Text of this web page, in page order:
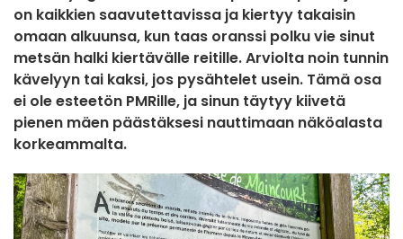
on kaikkien saavutettavissa ja kiertyy takaisin
omaan alkuunsa, kun taas oranssi polkuvie sinut
metsän halki kiertävälle reitille. Arviolta noin tunnin
kävelyyn tai kaksi, jos pysähtelet usein. Tämä osa
ei ole esteetön PMRille, ja sinun täytyy kiivetä
pienen mäen päästäksesi nauttimaan näköalasta
korkeammalta.